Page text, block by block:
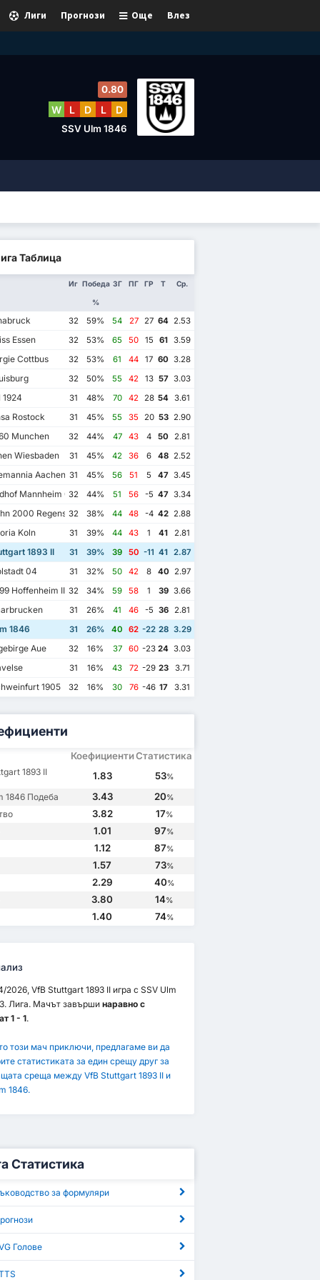
Влез
Още
Прогнози
Лиги
0.80
W L D L D
SSV Ulm 1846
1846
24/1/2021
SSV Ulm 1846
31/3/2019
SSV Ulm 1846
Таблица
Иг Победа
%
ЗГ ПГ ГР Т Ср.
32 59% 54 27 27 64 2.53
Essen 32 53% 65 50 15 61
3.59
Cottbus 32 53% 61 44 17 60 3.28
32 50% 55 42 13 57 3.03
1924 31 48% 70 42 28 54 3.61
Rostock 31 45% 55 35 20 53 2.90
Munchen 32 44% 47 43 4 50 2.81
Wiesbaden 31 45% 42 36 6 48 2.52
Aachen 31 45% 56 51 5 47 3.45
Mannheim 0732 44% 51 56 -5 47 3.34
2000 Regensburg
32 38% 44 48 -4 42 2.88
Koln 31 39% 44 43 1 41
2.81
1893 II 31 39% 39 50 -11 41
2.87
04 31 32% 50 42 8 40 2.97
Hoffenheim II 32 34% 59 58 1 39 3.66
31 26% 41 46 -5 36
2.81
1846 31 26% 40 62 -22 28 3.29
Aue 32 16% 37 60 -23 24 3.03
31 16% 43 72 -29 23
3.71
1905 32 16% 30 76 -46 17 3.31
КоефициентиСтатистика
1893 II
1.83 53%
1846 Подеба 3.43 20%
3.82 17%
1.01 97%
1.12 87%
1.57 73%
2.29 40%
3.80 14%
1.40 74%
2026, VfB Stuttgart 1893 II игра с SSV Ulm
Лига. Мачът завърши наравно с
1 - 1.
този мач приключи, предлагаме ви да
статистиката за един срещу друг за
среща между VfB Stuttgart 1893 II и
1846.
Статистика
за формуляри
Голове